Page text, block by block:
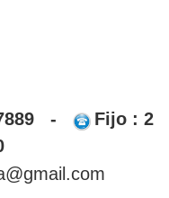
7889 -
Fijo : 2